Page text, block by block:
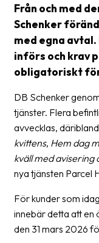
Delivery
terms
Pickups
Downloads
Barcode
scanner
Support
About
the
company
Från och med
Schenker
med egna
införs och krav
obligatoriskt
DB Schenker
tjänster. Flera
avvecklas, däribland
kvittens, Hem dag
kväll med avisering
nya tjänsten Parcel
För kunder som
innebär detta att en
den 31 mars 2026